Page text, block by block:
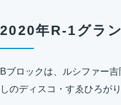
2020年R-1グラ
Bブロックは、ルシファー
しのディスコ・すゑひろが